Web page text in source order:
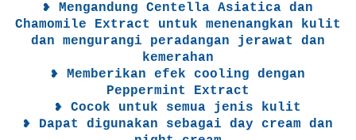
❥ Mengandung Centella Asiatica dan
Chamomile Extract untuk menenangkan kulit
dan mengurangi peradangan jerawat dan
kemerahan
❥ Memberikan efek cooling dengan
Peppermint Extract
❥ Cocok untuk semua jenis kulit
❥ Dapat digunakan sebagai day cream dan